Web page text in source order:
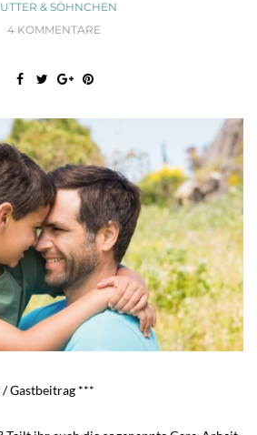
& SÖHNCHEN
4 KOMMENTARE
Gastbeitrag ***